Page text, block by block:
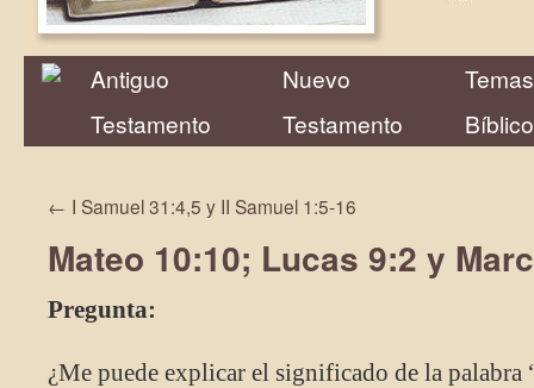
Antiguo
Testamento
Nuevo
Testamento
Temas
← I Samuel 31:4,5 y II Samuel 1:5-16
Mateo 10:10; Lucas 9:2 y
Pregunta:
¿Me puede explicar el significado de la palabra